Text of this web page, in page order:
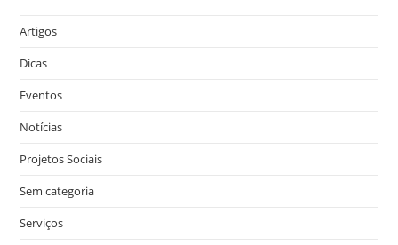
Artigos
Dicas
Eventos
Notícias
Projetos Sociais
Sem categoria
Serviços